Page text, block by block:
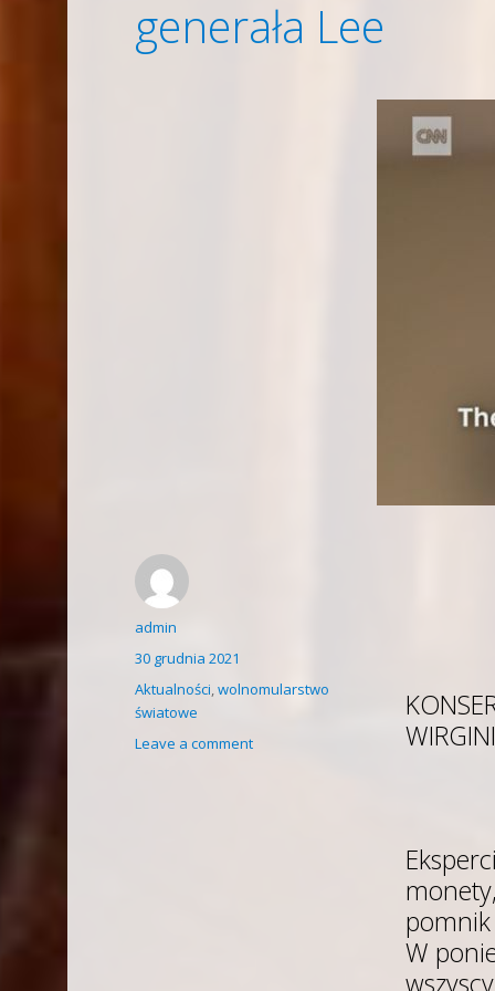
generała Lee
pomnik
W
Author
admin
Posted
on
30 grudnia 2021
Categories
Aktualności,wolnomularstwo
światowe
Leave a commenton